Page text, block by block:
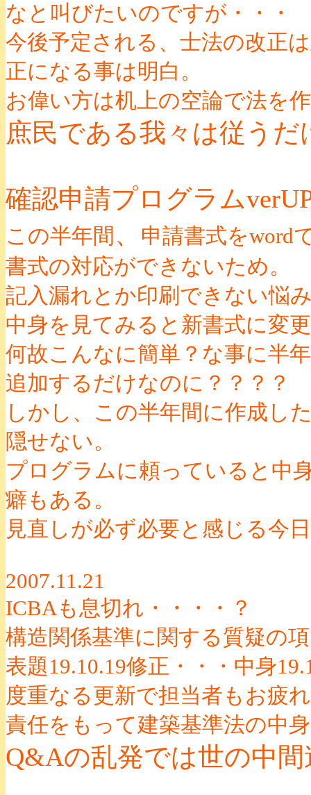
なと叫びたいのですが・・・
今後予定される、士法の改正
正になる事は明白。
お偉い方は机上の空論で法を
庶民である我々は従うだ
確認申請プログラム
この半年間 、
申請書式をword
書式の対応ができないため。
記入漏れとか印刷できない悩
中身を見てみると新書式に変
何故こんなに簡単？な事に半
追加するだけなのに？？？？
しかし、この半年間に作成し
隠せない。
プログラムに頼っていると中
癖もある。
見直しが必ず必要と感じる今
2007.11.21
ICBAも息切れ・・・・？
構造関係基準に関する質疑の
表題19.10.19修正・・・中身
度重なる更新で担当者もお疲
責任をもって建築基準法の中
Q&Aの乱発では世の中